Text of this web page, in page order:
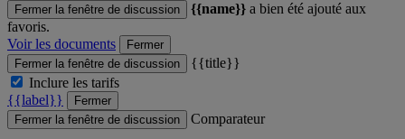
Fermer la fenêtre de discussion {{name}} a bien été ajouté aux
favoris.
Voir les documents
Fermer
Fermer la fenêtre de discussion
{{title}}
Inclure les tarifs
{{label}}
Fermer
Fermer la fenêtre de discussion
Comparateur